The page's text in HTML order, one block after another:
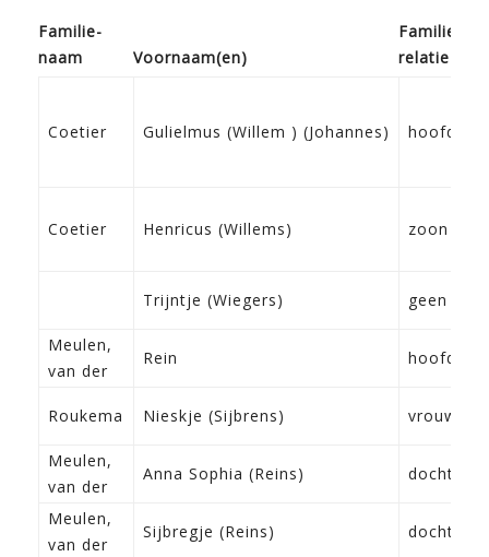
Familie­
naam
Voor­naam(en)
Familie­
relatie
Coetier Gulielmus (Willem ) (Johannes) hoofd
Coetier Henricus (Willems) zoon
Trijntje (Wiegers) geen
Meulen,
van der
Rein hoofd
Roukema Nieskje (Sijbrens) vrouw
Meulen,
van der
Anna Sophia (Reins) dochter
Meulen,
van der
Sijbregje (Reins) dochter